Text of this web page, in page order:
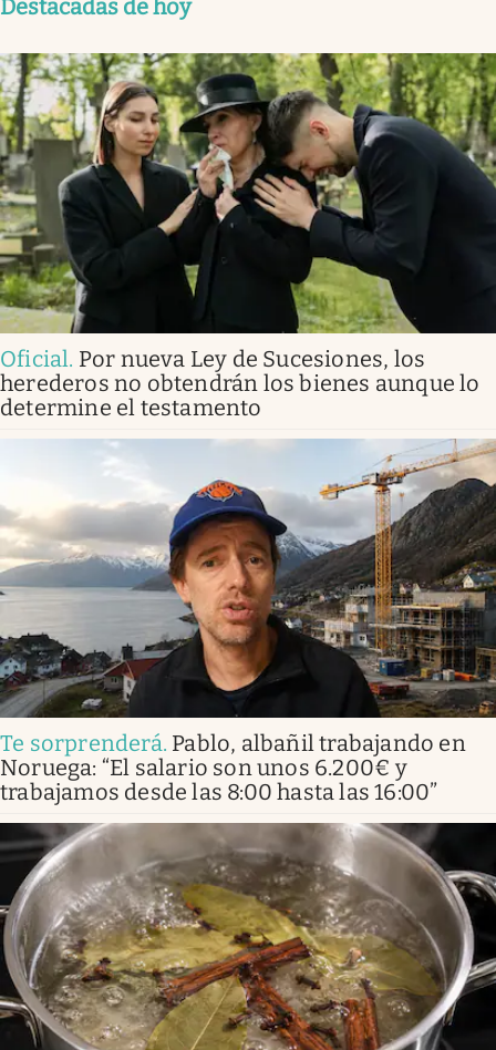
Destacadas de hoy
Oficial. Por nueva Ley de Sucesiones, los
herederos no obtendrán los bienes aunque lo
determine el testamento
Te sorprenderá. Pablo, albañil trabajando en
Noruega: “El salario son unos 6.200€ y
trabajamos desde las 8:00 hasta las 16:00”